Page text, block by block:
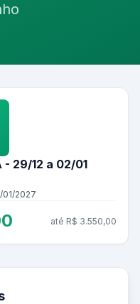
- 29/12 a 02/01
01/2027
até R$ 3.550,00